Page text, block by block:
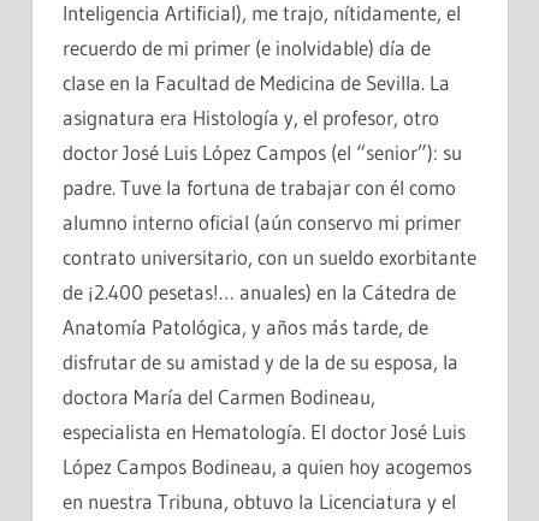
Inteligencia Artificial), me trajo, nítidamente, el
recuerdo de mi primer (e inolvidable) día de
clase en la Facultad de Medicina de Sevilla. La
asignatura era Histología y, el profesor, otro
doctor José Luis López Campos (el “senior”): su
padre. Tuve la fortuna de trabajar con él como
alumno interno oficial (aún conservo mi primer
contrato universitario, con un sueldo exorbitante
de ¡2.400 pesetas!… anuales) en la Cátedra de
Anatomía Patológica, y años más tarde, de
disfrutar de su amistad y de la de su esposa, la
doctora María del Carmen Bodineau,
especialista en Hematología. El doctor José Luis
López Campos Bodineau, a quien hoy acogemos
en nuestra Tribuna, obtuvo la Licenciatura y el